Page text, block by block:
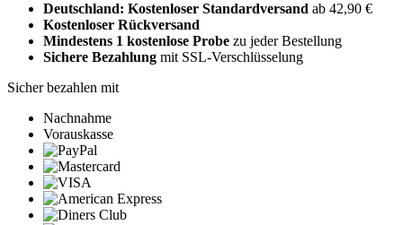
Deutschland: Kostenloser Standardversand ab 42,90 €
Kostenloser Rückversand
Mindestens 1 kostenlose Probe zu jeder Bestellung
Sichere Bezahlung mit SSL-Verschlüsselung
Sicher bezahlen mit
Nachnahme
Vorauskasse